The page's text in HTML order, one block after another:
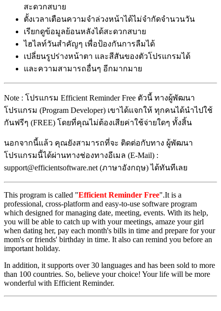
สะดวกสบาย
ตั้งเวลาเตือนความจำล่วงหน้าได้ไม่จำกัดจำนวนวัน
เรียกดูข้อมูลย้อนหลังได้สะดวกสบาย
ไฮไลท์วันสำคัญๆ เพื่อป้องกันการลืมได้
เปลี่ยนรูปร่างหน้าตา และสีสันของตัวโปรแกรมได้
และความสามารถอื่นๆ อีกมากมาย
Note : โปรแกรม Efficient Reminder Free ตัวนี้ ทางผู้พัฒนา
โปรแกรม (Program Developer) เขาได้แจกให้ ทุกคนได้นำไปใช้
กันฟรีๆ (FREE) โดยที่คุณไม่ต้องเสียค่าใช้จ่ายใดๆ ทั้งสิ้น
นอกจากนี้แล้ว คุณยังสามารถที่จะ ติดต่อกับทาง ผู้พัฒนา
โปรแกรมนี้ได้ผ่านทางช่องทางอีเมล (E-Mail) :
support@efficientsoftware.net (ภาษาอังกฤษ) ได้ทันทีเลย
This program is called "Efficient Reminder Free".It is a
professional, cross-platform and easy-to-use software program
which designed for managing date, meeting, events. With its help,
you will be able to catch up with your meetings, amaze your girl
when dating her, pay each month's bills in time and prepare for your
mom's or friends' birthday in time. It also can remind you before an
important holiday.
In addition, it supports over 30 languages and has been sold to more
than 100 countries. So, believe your choice! Your life will be more
wonderful with Efficient Reminder.